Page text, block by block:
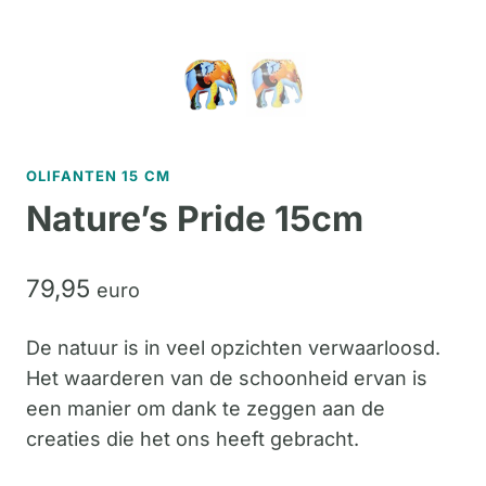
OLIFANTEN 15 CM
Nature’s Pride 15cm
79,95 euro
De natuur is in veel opzichten verwaarloosd.
Het waarderen van de schoonheid ervan is
een manier om dank te zeggen aan de
creaties die het ons heeft gebracht.